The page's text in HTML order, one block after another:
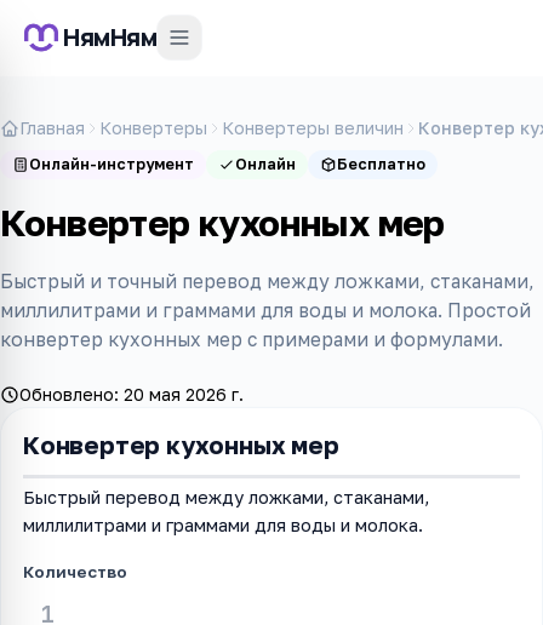
НямНям
Главная Конвертеры Конвертеры величин Конвертер
Онлайн-инструмент Онлайн Бесплатно
Конвертер кухонных мер
Быстрый и точный перевод между ложками, стаканами,
миллилитрами и граммами для воды и молока. Простой
конвертер кухонных мер с примерами и формулами.
Обновлено: 20 мая 2026 г.
Конвертер кухонных мер
Быстрый перевод между ложками, стаканами,
миллилитрами и граммами для воды и молока.
Количество